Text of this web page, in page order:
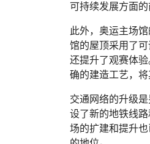
可持续发展方面的
此外，奥运主场
馆的屋顶采用了
还提升了观赛体
确的建造工艺，将
交通网络的升级
设了新的地铁线
场的扩建和提升